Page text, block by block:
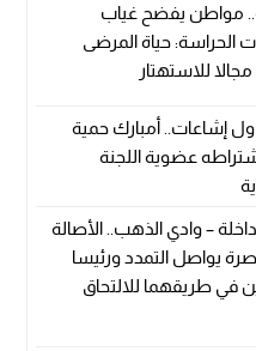
مواطن يفضح غياب
الحراسة: حياة المرضى
للاستهتار
إشاعات.. أمبارك حمية
عضوية اللجنة
– وادي الذهب.. الأصالة
يواصل التمدد ورئيسا
في طريقهما للالتحاق